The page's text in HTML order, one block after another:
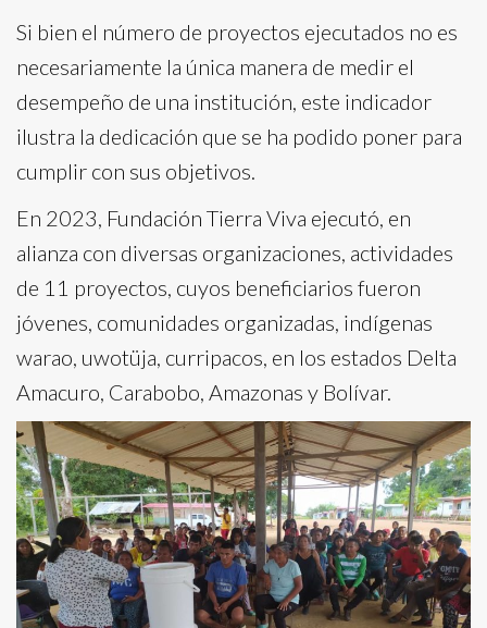
Si bien el número de proyectos ejecutados no es
necesariamente la única manera de medir el
desempeño de una institución, este indicador
ilustra la dedicación que se ha podido poner para
cumplir con sus objetivos.
En 2023, Fundación Tierra Viva ejecutó, en
alianza con diversas organizaciones, actividades
de 11 proyectos, cuyos beneficiarios fueron
jóvenes, comunidades organizadas, indígenas
warao, uwotüja, curripacos, en los estados Delta
Amacuro, Carabobo, Amazonas y Bolívar.